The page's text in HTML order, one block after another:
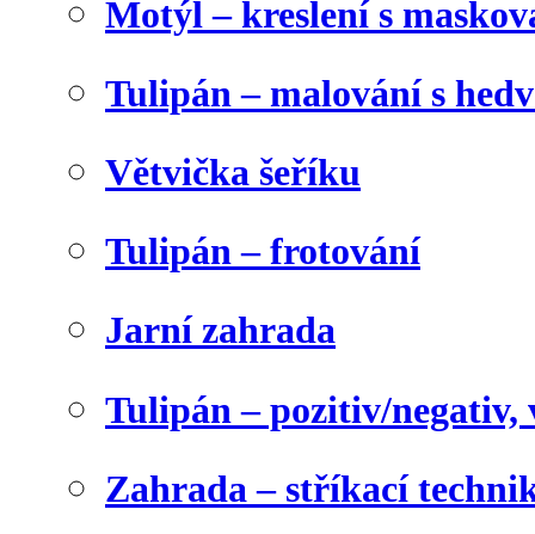
Motýl – kreslení s
Tulipán – malování s
Větvička šeříku
Tulipán – frotování
Jarní zahrada
Tulipán – pozitiv/negativ,
Zahrada – stříkací